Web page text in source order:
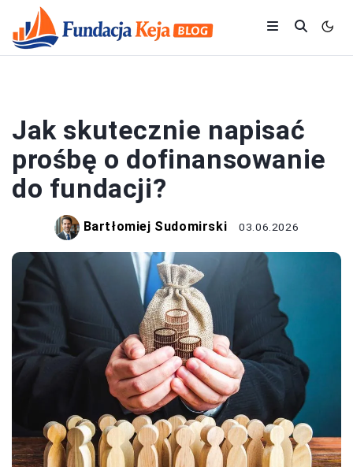
Jak skutecznie napisać
prośbę o dofinansowanie
do fundacji?
Bartłomiej Sudomirski 03.06.2026